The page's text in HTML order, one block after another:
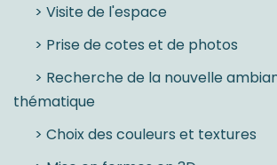
> Visite de l'espace
> Prise de cotes et de photos
> Recherche de la nouvelle
thématique
> Choix des couleurs et textures